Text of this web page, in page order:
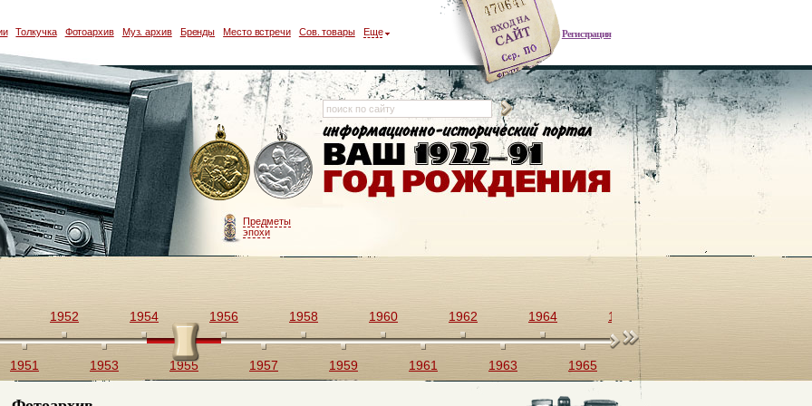
Регистрация
Толкучка Фотоархив Муз. архив Бренды Место встречи Сов. товары Еще
Предметы
эпохи
1951
1952
1953
1954
1955
1956
1957
1958
1959
1960
1961
1962
1963
1964
1965
1966